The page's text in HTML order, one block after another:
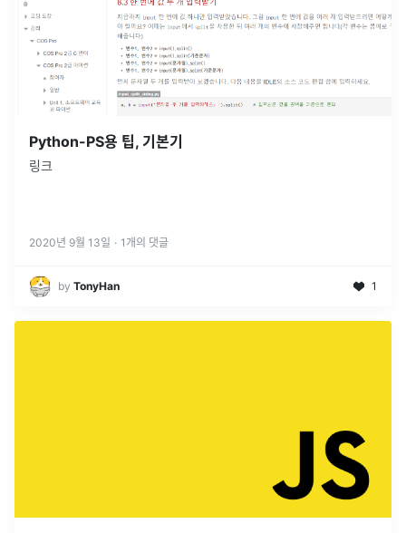
Python-PS용 팁, 기본기
링크
2020년 9월 13일 · 1 개의 댓글
by TonyHan 1